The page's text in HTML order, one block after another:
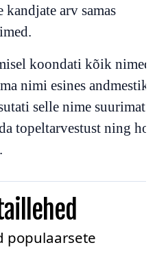
arv samas
koondati kõik nimed
nimi esines
selle nime suurimat
topeltarvestust ning
populaarsete